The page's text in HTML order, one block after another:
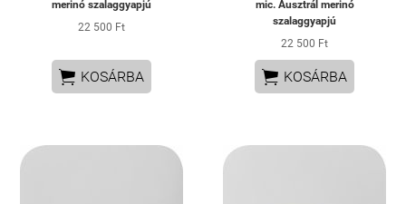
merinó szalaggyapjú
22 500 Ft
 KOSÁRBA
mic. Ausztrál merinó
szalaggyapjú
22 500 Ft
 KOSÁRBA